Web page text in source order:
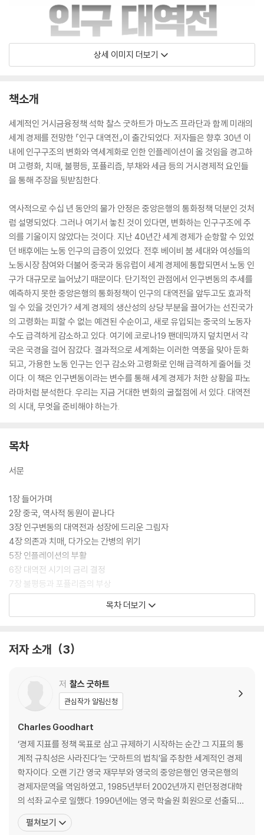
상세 이미지 더보기
책소개
세계적인 거시금융정책 석학 찰스 굿하트가 마노즈 프라단과 함께 미래의
세계 경제를 전망한 『인구 대역전』이 출간되었다. 저자들은 향후 30년 이
내에 인구구조의 변화와 역세계화로 인한 인플레이션이 올 것임을 경고하
며 고령화, 치매, 불평등, 포퓰리즘, 부채와 세금 등의 거시경제적 요인들
을 통해 주장을 뒷받침한다.
역사적으로 수십 년 동안의 물가 안정은 중앙은행의 통화정책 덕분인 것처
럼 설명되었다. 그러나 여기서 놓친 것이 있다면, 변화하는 인구구조에 주
의를 기울이지 않았다는 것이다. 지난 40년간 세계 경제가 순항할 수 있었
던 배후에는 노동 인구의 급증이 있었다. 전후 베이비 붐 세대와 여성들의
노동시장 참여와 더불어 중국과 동유럽이 세계 경제에 통합되면서 노동 인
구가 대규모로 늘어났기 때문이다. 단기적인 관점에서 인구변동의 추세를
예측하지 못한 중앙은행의 통화정책이 인구의 대역전을 앞두고도 효과적
일 수 있을 것인가? 세계 경제의 생산성의 상당 부분을 끌어가는 선진국가
의 고령화는 피할 수 없는 예견된 수순이고, 새로 유입되는 중국의 노동자
수도 급격하게 감소하고 있다. 여기에 코로나19 팬데믹까지 덮치면서 각
국은 국경을 걸어 잠갔다. 결과적으로 세계화는 이러한 역풍을 맞아 둔화
되고, 가용한 노동 인구는 인구 감소와 고령화로 인해 급격하게 줄어들 것
이다. 이 책은 인구변동이라는 변수를 통해 세계 경제가 처한 상황을 파노
라마처럼 분석한다. 우리는 지금 거대한 변화의 굴절점에 서 있다. 대역전
의 시대, 무엇을 준비해야 하는가.
목차
서문
1장 들어가며
2장 중국, 역사적 동원이 끝나다
3장 인구변동의 대역전과 성장에 드리운 그림자
4장 의존과 치매, 다가오는 간병의 위기
5장 인플레이션의 부활
6장 대역전 시기의 금리 결정
7장 불평등과 포퓰리즘의 부상
8장 필립스 곡선
9장 일본에서는 왜 인플레이션이 발생하지 않았나
12장 주식을 통한 자금조달
14장 주류를 거스르기
후기 코로나 바이러스 이후의 불완전한 미래
참고문헌
찾아보기
목차 더보기
저자 소개 3
저 찰스 굿하트
관심작가 알림신청
Charles Goodhart
‘경제 지표를 정책 목표로 삼고 규제하기 시작하는 순간 그 지표의 통
계적 규칙성은 사라진다’는 ‘굿하트의 법칙’을 주창한 세계적인 경제
학자이다. 오랜 기간 영국 재무부와 영국의 중앙은행인 영국은행의
경제자문역을 역임하였고, 1985년부터 2002년까지 런던정경대학
의 석좌 교수로 일했다. 1990년에는 영국 학술원 회원으로 선출되었
고, 1997년에는 영국은행 통화정책위원회의 위원으로 임명되어 3
년간 활동했다. 2009년부터 2016년까지는 모건스탠리 거시경제 컨
펼쳐보기